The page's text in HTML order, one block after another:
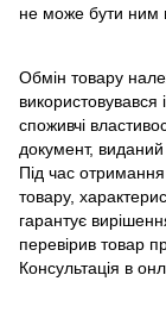
не може бути ним
Обмін товару
споживчі
документ,
Під час
товару,
гарантує
перевірив товар
Консультація в